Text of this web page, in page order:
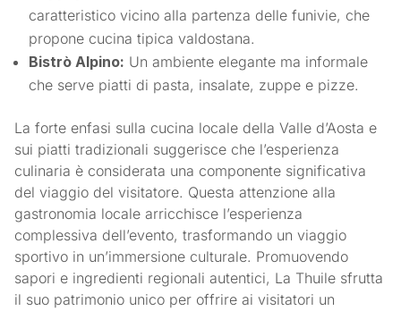
caratteristico vicino alla partenza delle funivie, che
propone cucina tipica valdostana.
Bistrò Alpino: Un ambiente elegante ma informale
che serve piatti di pasta, insalate, zuppe e pizze.
La forte enfasi sulla cucina locale della Valle d’Aosta e
sui piatti tradizionali suggerisce che l’esperienza
culinaria è considerata una componente significativa
del viaggio del visitatore. Questa attenzione alla
gastronomia locale arricchisce l’esperienza
complessiva dell’evento, trasformando un viaggio
sportivo in un’immersione culturale. Promuovendo
sapori e ingredienti regionali autentici, La Thuile sfrutta
il suo patrimonio unico per offrire ai visitatori un